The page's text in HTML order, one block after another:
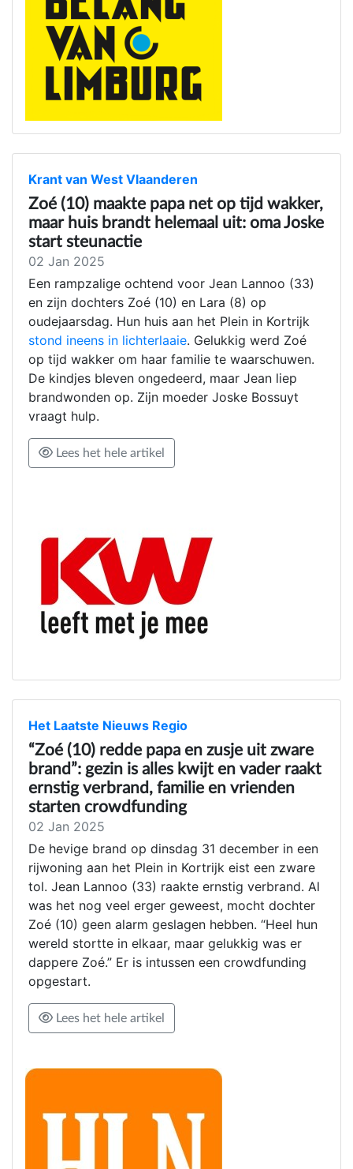
Krant van West Vlaanderen
Zoé (10) maakte papa net op tijd wakker,
maar huis brandt helemaal uit: oma Joske
start steunactie
02 Jan 2025
Een rampzalige ochtend voor Jean Lannoo (33)
en zijn dochters Zoé (10) en Lara (8) op
oudejaarsdag. Hun huis aan het Plein in Kortrijk
stond ineens in lichterlaaie. Gelukkig werd Zoé
op tijd wakker om haar familie te waarschuwen.
De kindjes bleven ongedeerd, maar Jean liep
brandwonden op. Zijn moeder Joske Bossuyt
vraagt hulp.
Lees het hele artikel
Het Laatste Nieuws Regio
“Zoé (10) redde papa en zusje uit zware
brand”: gezin is alles kwijt en vader raakt
ernstig verbrand, familie en vrienden
starten crowdfunding
02 Jan 2025
De hevige brand op dinsdag 31 december in een
rijwoning aan het Plein in Kortrijk eist een zware
tol. Jean Lannoo (33) raakte ernstig verbrand. Al
was het nog veel erger geweest, mocht dochter
Zoé (10) geen alarm geslagen hebben. “Heel hun
wereld stortte in elkaar, maar gelukkig was er
dappere Zoé.” Er is intussen een crowdfunding
opgestart.
Lees het hele artikel